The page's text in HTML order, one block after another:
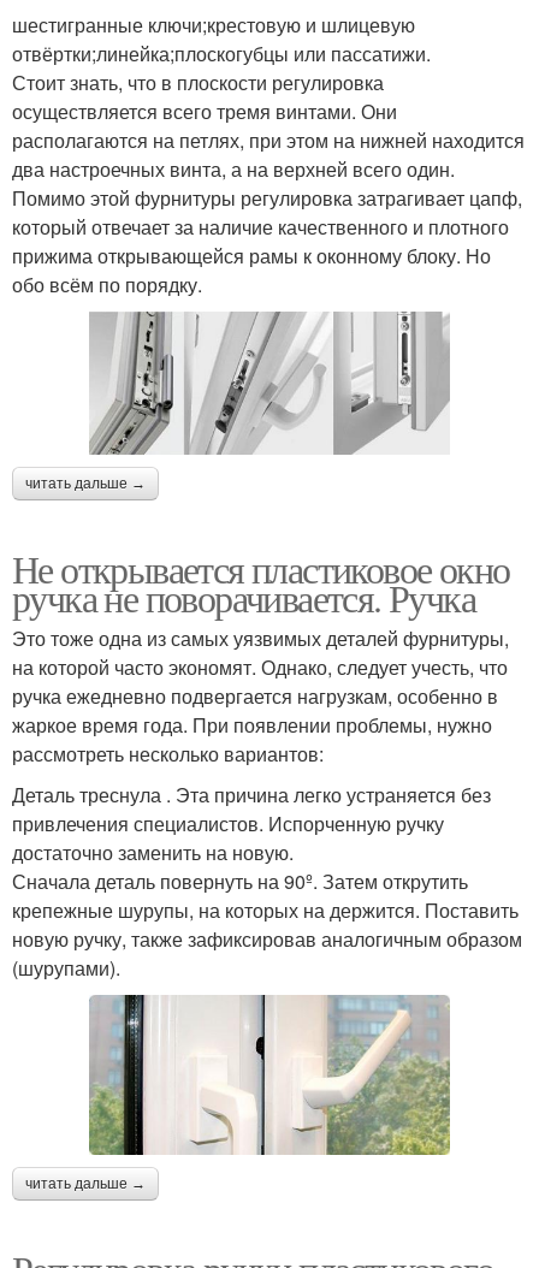
шестигранные ключи;крестовую и шлицевую
отвёртки;линейка;плоскогубцы или пассатижи.
Стоит знать, что в плоскости регулировка
осуществляется всего тремя винтами. Они
располагаются на петлях, при этом на нижней находится
два настроечных винта, а на верхней всего один.
Помимо этой фурнитуры регулировка затрагивает цапф,
который отвечает за наличие качественного и плотного
прижима открывающейся рамы к оконному блоку. Но
обо всём по порядку.
читать дальше →
Не открывается пластиковое окно
ручка не поворачивается. Ручка
Это тоже одна из самых уязвимых деталей фурнитуры,
на которой часто экономят. Однако, следует учесть, что
ручка ежедневно подвергается нагрузкам, особенно в
жаркое время года. При появлении проблемы, нужно
рассмотреть несколько вариантов:
Деталь треснула . Эта причина легко устраняется без
привлечения специалистов. Испорченную ручку
достаточно заменить на новую.
Сначала деталь повернуть на 90º. Затем открутить
крепежные шурупы, на которых на держится. Поставить
новую ручку, также зафиксировав аналогичным образом
(шурупами).
читать дальше →